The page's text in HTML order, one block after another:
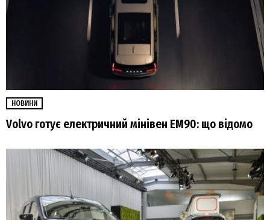
НОВИНИ
Volvo готує електричний мінівен EM90: що відомо